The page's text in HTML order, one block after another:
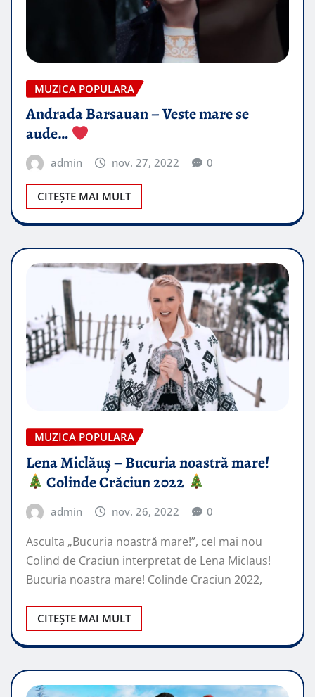
MUZICA POPULARA
Andrada Barsauan – Veste mare se
aude…
admin nov. 27, 2022 0
CITEȘTE MAI MULT
MUZICA POPULARA
Lena Miclăuș – Bucuria noastră mare!
Colinde Crăciun 2022
admin nov. 26, 2022 0
Asculta „Bucuria noastră mare!”, cel mai nou
Colind de Craciun interpretat de Lena Miclaus!
Bucuria noastra mare! Colinde Craciun 2022,
CITEȘTE MAI MULT